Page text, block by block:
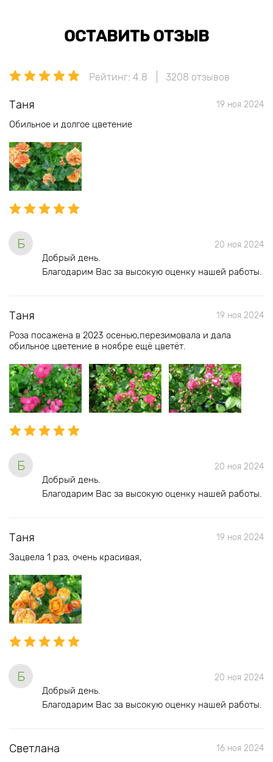
ОСТАВИТЬ ОТЗЫВ
Рейтинг: 4.8 3208 отзывов
Таня 19 ноя 2024
Обильное и долгое цветение
Б 20 ноя 2024
Добрый день.
Благодарим Вас за высокую оценку нашей работы.
Таня 19 ноя 2024
Роза посажена в 2023 осенью,перезимовала и дала
обильное цветение в ноябре ещё цветёт.
Б 20 ноя 2024
Добрый день.
Благодарим Вас за высокую оценку нашей работы.
Таня 19 ноя 2024
Зацвела 1 раз, очень красивая,
Б 20 ноя 2024
Добрый день.
Благодарим Вас за высокую оценку нашей работы.
Светлана 16 ноя 2024